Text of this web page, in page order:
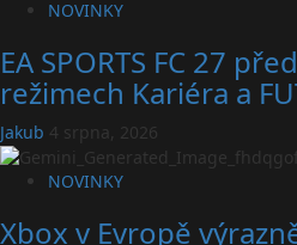
NOVINKY
EA SPORTS FC 27
režimech Kariéra a
Jakub 4 srpna, 2026
NOVINKY
Xbox v Evropě